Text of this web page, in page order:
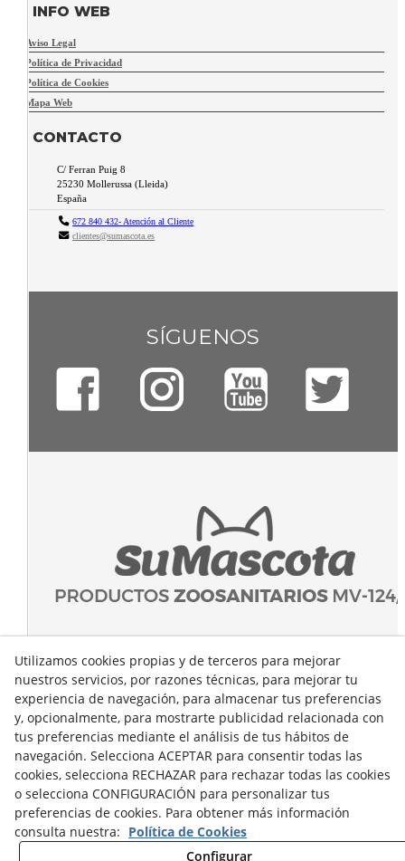
INFO WEB
Aviso Legal
Política de Privacidad
Política de Cookies
Mapa Web
CONTACTO
C/ Ferran Puig 8
25230 Mollerussa (Lleida)
España
672 840 432- Atención al Cliente
clientes@sumascota.es
SÍGUENOS
Utilizamos cookies propias y de terceros para mejorar
nuestros servicios, por razones técnicas, para mejorar tu
experiencia de navegación, para almacenar tus preferencias
y, opcionalmente, para mostrarte publicidad relacionada con
tus preferencias mediante el análisis de tus hábitos de
navegación. Selecciona ACEPTAR para consentir todas las
cookies, selecciona RECHAZAR para rechazar todas las cookies
o selecciona CONFIGURACIÓN para personalizar tus
preferencias de cookies. Para obtener más información
consulta nuestra: Política de Cookies
Configurar